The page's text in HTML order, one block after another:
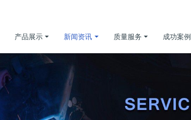
产品展示 新闻资讯 质量服务 成功案例